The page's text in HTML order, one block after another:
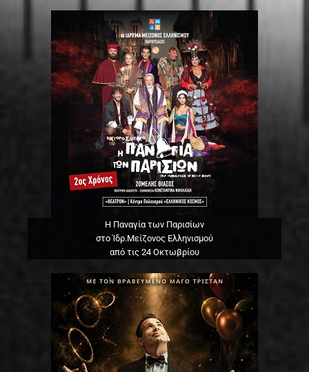
Η Παναγία των Παρισίων
στο Ίδρ.Μείζονος Ελληνισμού
από τις 24 Οκτωβρίου